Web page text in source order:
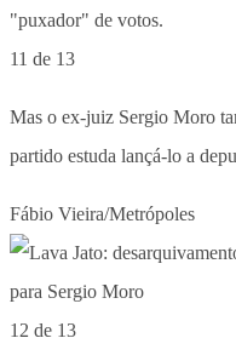
11 de 13
Mas o ex-juiz Sergio Moro
partido estuda lançá-lo a
Fábio Vieira/Metrópoles
12 de 13